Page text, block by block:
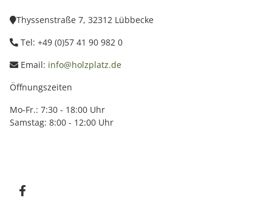
Thyssenstraße 7, 32312 Lübbecke
Tel: +49 (0)57 41 90 982 0
Email: info@holzplatz.de
Öffnungszeiten
Mo-Fr.: 7:30 - 18:00 Uhr
Samstag: 8:00 - 12:00 Uhr